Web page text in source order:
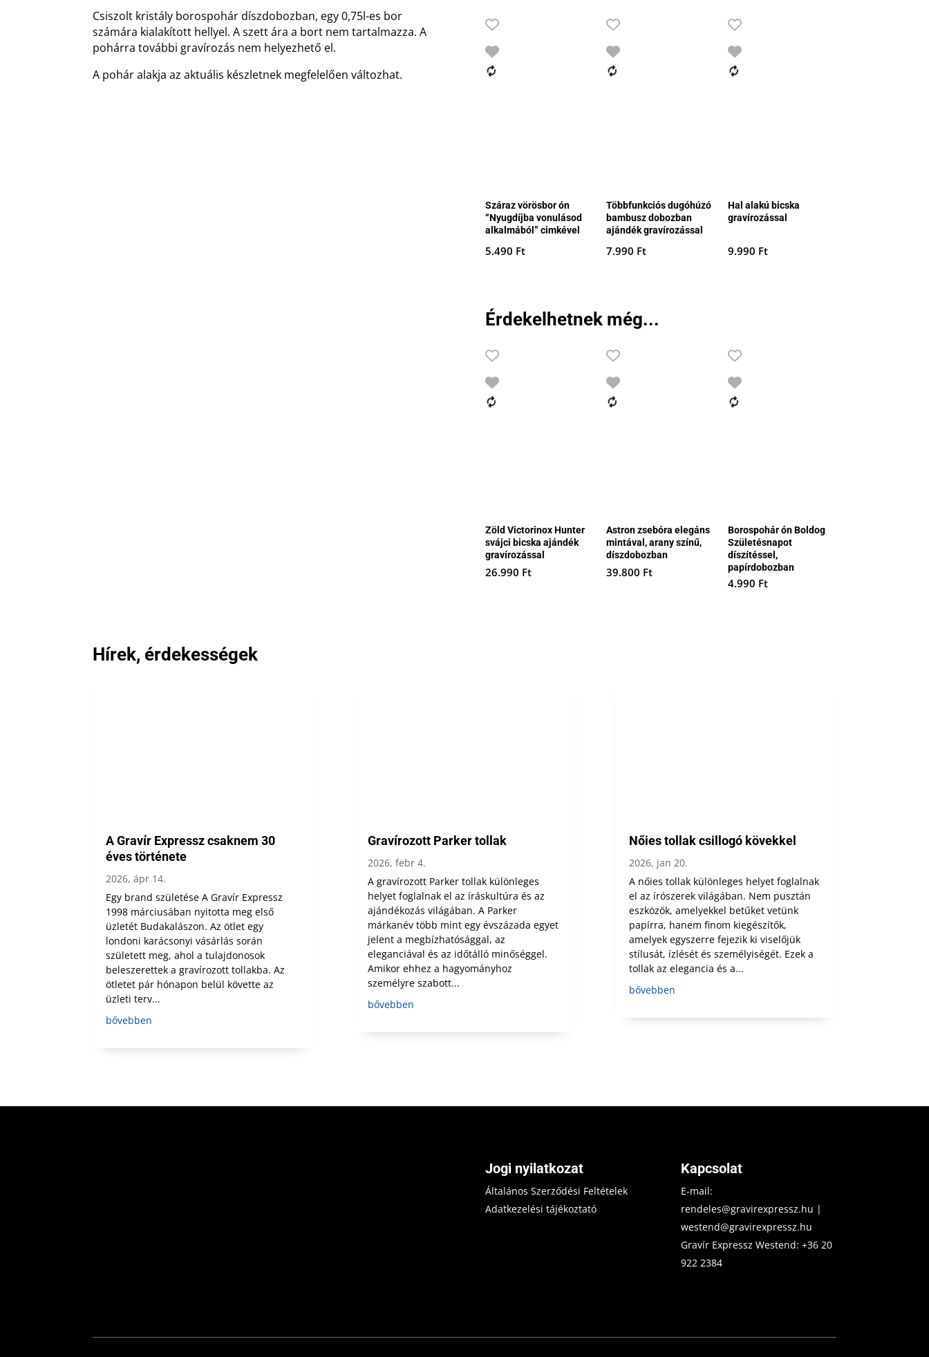
Csiszolt kristály borospohár díszdobozban, egy 0,75l-es bor
számára kialakított hellyel. A szett ára a bort nem tartalmazza. A
pohárra további gravírozás nem helyezhető el.
A pohár alakja az aktuális készletnek megfelelően változhat.
Száraz vörösbor ón
“Nyugdíjba vonulásod
alkalmából” cimkével
5.490 Ft
Többfunkciós dugóhúzó
bambusz dobozban
ajándék gravírozással
7.990 Ft
Hal alakú bicska
gravírozással
9.990 Ft
Érdekelhetnek még...
Zöld Victorinox Hunter
svájci bicska ajándék
gravírozással
26.990 Ft
Astron zsebóra elegáns
mintával, arany színű,
díszdobozban
39.800 Ft
Borospohár ón Boldog
Születésnapot
díszítéssel,
papírdobozban
4.990 Ft
Hírek, érdekességek
A Gravír Expressz csaknem 30
éves története
2026, ápr 14.
Egy brand születése A Gravír Expressz
1998 márciusában nyitotta meg első
üzletét Budakalászon. Az ötlet egy
londoni karácsonyi vásárlás során
született meg, ahol a tulajdonosok
beleszerettek a gravírozott tollakba. Az
ötletet pár hónapon belül követte az
üzleti terv...
bővebben
Gravírozott Parker tollak
2026, febr 4.
A gravírozott Parker tollak különleges
helyet foglalnak el az íráskultúra és az
ajándékozás világában. A Parker
márkanév több mint egy évszázada egyet
jelent a megbízhatósággal, az
eleganciával és az időtálló minőséggel.
Amikor ehhez a hagyományhoz
személyre szabott...
bővebben
Nőies tollak csillogó kövekkel
2026, jan 20.
A nőies tollak különleges helyet foglalnak
el az írószerek világában. Nem pusztán
eszközök, amelyekkel betűket vetünk
papírra, hanem finom kiegészítők,
amelyek egyszerre fejezik ki viselőjük
stílusát, ízlését és személyiségét. Ezek a
tollak az elegancia és a...
bővebben
Jogi nyilatkozat
Általános Szerződési Feltételek
Adatkezelési tájékoztató
Kapcsolat
E-mail:
rendeles@gravirexpressz.hu |
westend@gravirexpressz.hu
Gravír Expressz Westend:+36 20
922 2384